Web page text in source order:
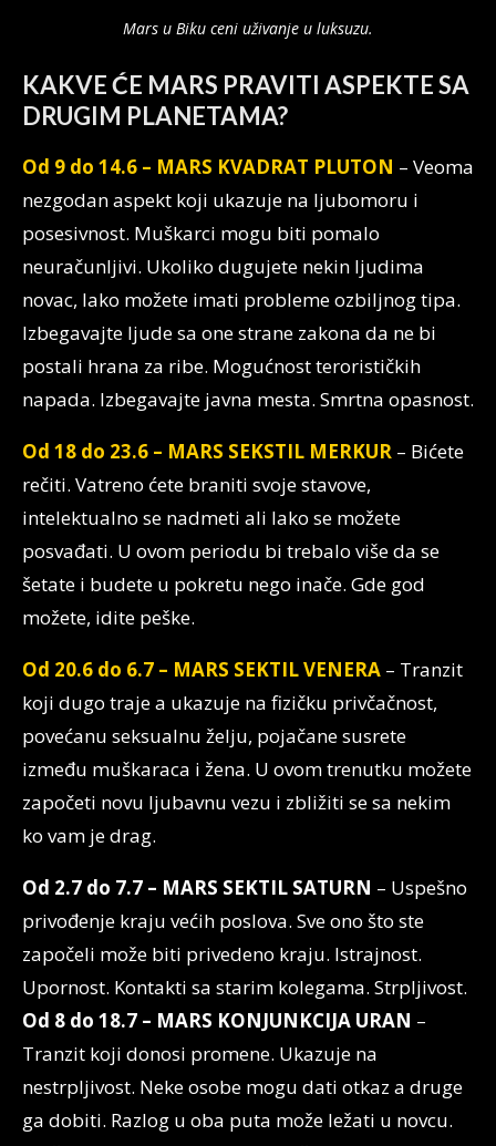
Mars u Biku ceni uživanje u luksuzu.
KAKVE ĆE MARS PRAVITI ASPEKTE SA
DRUGIM PLANETAMA?
Od 9 do 14.6 – MARS KVADRAT PLUTON – Veoma
nezgodan aspekt koji ukazuje na ljubomoru i
posesivnost. Muškarci mogu biti pomalo
neuračunljivi. Ukoliko dugujete nekin ljudima
novac, lako možete imati probleme ozbiljnog tipa.
Izbegavajte ljude sa one strane zakona da ne bi
postali hrana za ribe. Mogućnost terorističkih
napada. Izbegavajte javna mesta. Smrtna opasnost.
Od 18 do 23.6 – MARS SEKSTIL MERKUR – Bićete
rečiti. Vatreno ćete braniti svoje stavove,
intelektualno se nadmeti ali lako se možete
posvađati. U ovom periodu bi trebalo više da se
šetate i budete u pokretu nego inače. Gde god
možete, idite peške.
Od 20.6 do 6.7 – MARS SEKTIL VENERA – Tranzit
koji dugo traje a ukazuje na fizičku privčačnost,
povećanu seksualnu želju, pojačane susrete
između muškaraca i žena. U ovom trenutku možete
započeti novu ljubavnu vezu i zbližiti se sa nekim
ko vam je drag.
Od 2.7 do 7.7 – MARS SEKTIL SATURN – Uspešno
privođenje kraju većih poslova. Sve ono što ste
započeli može biti privedeno kraju. Istrajnost.
Upornost. Kontakti sa starim kolegama. Strpljivost.
Od 8 do 18.7 – MARS KONJUNKCIJA URAN –
Tranzit koji donosi promene. Ukazuje na
nestrpljivost. Neke osobe mogu dati otkaz a druge
ga dobiti. Razlog u oba puta može ležati u novcu.